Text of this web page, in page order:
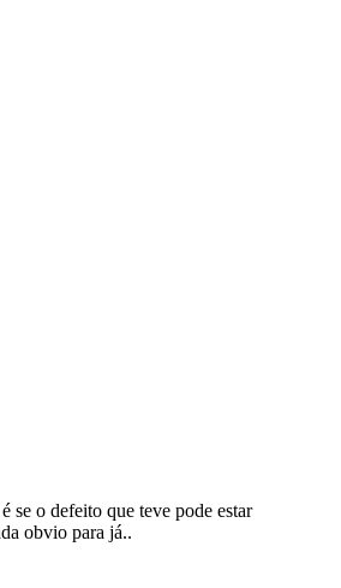
se o defeito que teve pode estar
obvio para já..